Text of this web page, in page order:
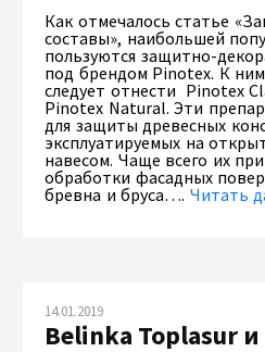
Как отмечалось статье
составы», наибольшей
пользуются защитно-
под брендом Pinotex. К
следует отнести Pinotex
Pinotex Natural. Эти
для защиты древесных
эксплуатируемых на
навесом. Чаще всего их
обработки фасадных
бревна и бруса…. Читать
14.01.2019
Belinka Toplasur